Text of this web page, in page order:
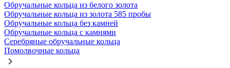
Обручальные кольца из белого золота
Обручальные кольца из золота 585 пробы
Обручальные кольца без камней
Обручальные кольца с камнями
Серебряные обручальные кольца
Помолвочные кольца